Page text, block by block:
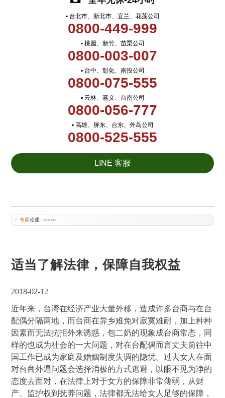
▪ 台北市、新北市、宜兰、花莲公司
0800-449-999
▪ 桃园、新竹、苗栗公司
0800-003-007
▪ 台中、彰化、南投公司
0800-075-555
▪ 云林、嘉义、台南公司
0800-056-777
▪ 高雄、屏东、台东、外岛公司
0800-525-555
LINE 客服
适当了解法律，保障自我权益
2018-02-12
近年来，台湾在经济产业大量外移，造成许多台商与在台
配偶分隔两地，而台商在异乡难免对寂寞难耐，加上种种
因素而无法抗拒外来诱惑，包二奶的现象成台商常态，同
样的也成为社会的一大问题，对在台配偶而言丈夫前往中
国工作已成为家庭及婚姻制度失调的隐忧。过去女人在面
对台商外遇问题会选择消极的方式逃避，以眼不见为净的
态度去面对，在法律上对于女方的保障非常薄弱，从财
产、监护权到抚养问题，法律都无法给女人足够的保障，